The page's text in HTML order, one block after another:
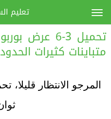
تحميل 3-6
متباينات كثيرات الحدود
المرجو الانتظار قليلا،
تعليم